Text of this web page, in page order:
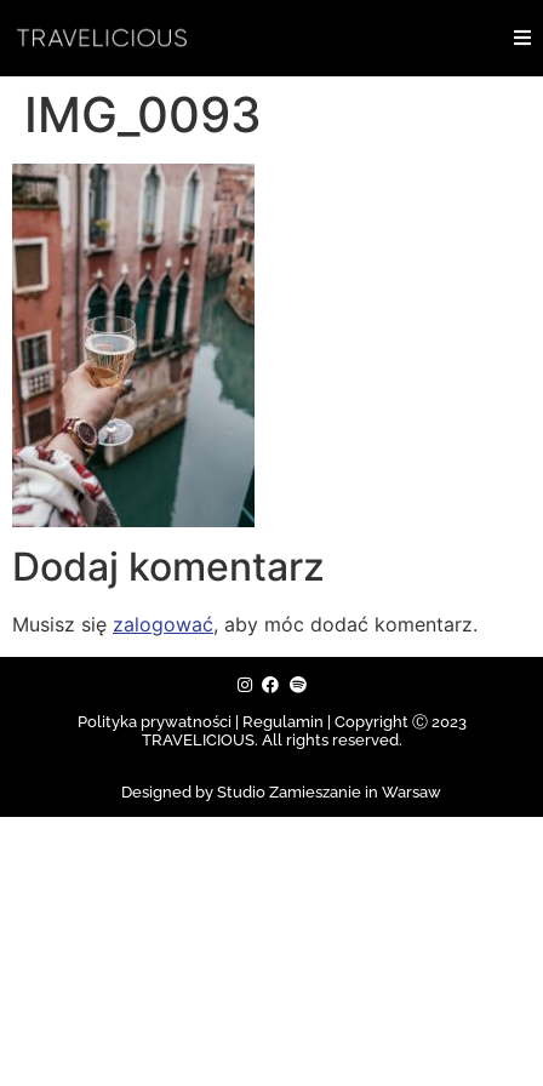
IMG_0093
Dodaj komentarz
Musisz się zalogować, aby móc dodać komentarz.
Polityka prywatności | Regulamin | Copyright Ⓒ 2023
TRAVELICIOUS. All rights reserved.
Designed by Studio Zamieszanie in Warsaw